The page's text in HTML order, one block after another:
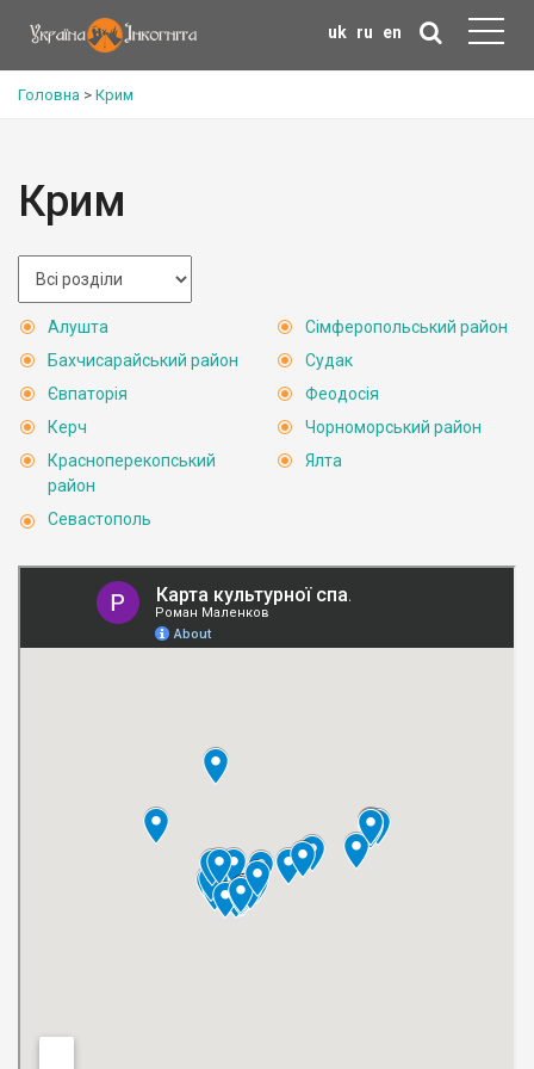
uk ru en
Головна > Крим
Крим
Алушта
Бахчисарайський район
Євпаторія
Керч
Красноперекопський
район
Севастополь
Сімферопольський район
Судак
Феодосія
Чорноморський район
Ялта